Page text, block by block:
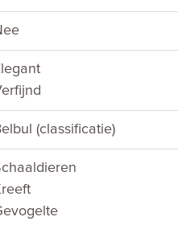
(classificatie)